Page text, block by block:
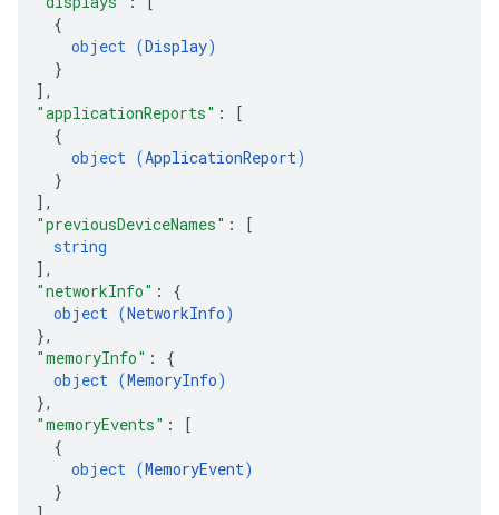
{
object (Display)
}
] ,
"applicationReports" :
[
{
object (ApplicationReport)
}
] ,
"previousDeviceNames" :
[
string
] ,
"networkInfo" : {
object (NetworkInfo)
},
"memoryInfo" : {
object (MemoryInfo)
},
"memoryEvents" :
[
{
object (MemoryEvent)
}